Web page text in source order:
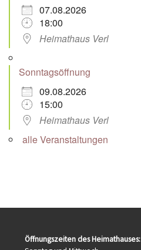
07.08.2026
18:00
Heimathaus Verl
Sonntagsöffnung
09.08.2026
15:00
Heimathaus Verl
alle Veranstaltungen
Öffnungszeiten des Heimathauses: